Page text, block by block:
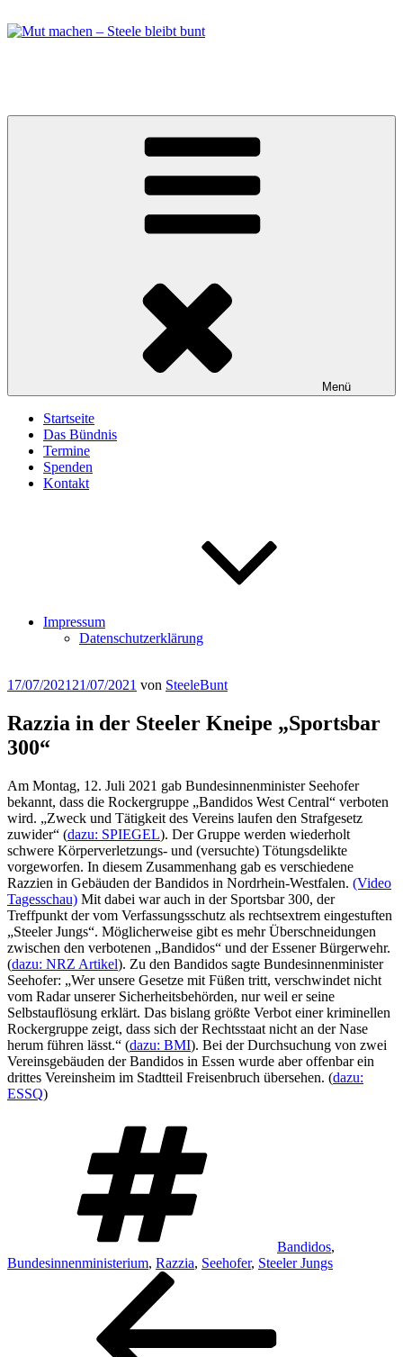
Inhalt
Menü
Startseite
Das Bündnis
Termine
Spenden
Kontakt
Impressum
Datenschutzerklärung
Veröffentlicht
17/07/2021 21/07/2021 von SteeleBunt
Razzia in der Steeler Kneipe „Sportsbar
300“
Am Montag, 12. Juli 2021 gab Bundesinnenminister Seehofer
bekannt, dass die Rockergruppe „Bandidos West Central“ verboten
wird. „Zweck und Tätigkeit des Vereins laufen den Strafgesetz
zuwider“ (dazu: SPIEGEL). Der Gruppe werden wiederholt
schwere Körperverletzungs- und (versuchte) Tötungsdelikte
vorgeworfen. In diesem Zusammenhang gab es verschiedene
Razzien in Gebäuden der Bandidos in Nordrhein-Westfalen. (Video
Tagesschau) Mit dabei war auch in der Sportsbar 300, der
Treffpunkt der vom Verfassungsschutz als rechtsextrem eingestuften
„Steeler Jungs“. Möglicherweise gibt es mehr Überschneidungen
zwischen den verbotenen „Bandidos“ und der Essener Bürgerwehr.
(dazu: NRZ Artikel). Zu den Bandidos sagte Bundesinnenminister
Seehofer: „Wer unsere Gesetze mit Füßen tritt, verschwindet nicht
vom Radar unserer Sicherheitsbehörden, nur weil er seine
Selbstauflösung erklärt. Das bislang größte Verbot einer kriminellen
Rockergruppe zeigt, dass sich der Rechtsstaat nicht an der Nase
herum führen lässt.“ (dazu: BMI). Bei der Durchsuchung von zwei
Vereinsgebäuden der Bandidos in Essen wurde aber offenbar ein
drittes Vereinsheim im Stadtteil Freisenbruch übersehen. (dazu:
ESSQ)
Bandidos,
Bundesinnenministerium, Razzia, Seehofer, Steeler Jungs
Beitragsnavigation